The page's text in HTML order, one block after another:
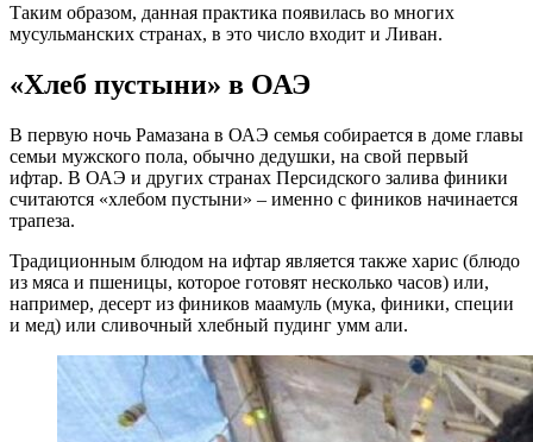
Таким образом, данная практика появилась во многих
мусульманских странах, в это число входит и Ливан.
«Хлеб пустыни» в ОАЭ
В первую ночь Рамазана в ОАЭ семья собирается в доме главы
семьи мужского пола, обычно дедушки, на свой первый
ифтар. В ОАЭ и других странах Персидского залива финики
считаются «хлебом пустыни» – именно с фиников начинается
трапеза.
Традиционным блюдом на ифтар является также харис (блюдо
из мяса и пшеницы, которое готовят несколько часов) или,
например, десерт из фиников маамуль (мука, финики, специи
и мед) или сливочный хлебный пудинг умм али.